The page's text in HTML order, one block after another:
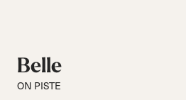
Belle
ON PISTE